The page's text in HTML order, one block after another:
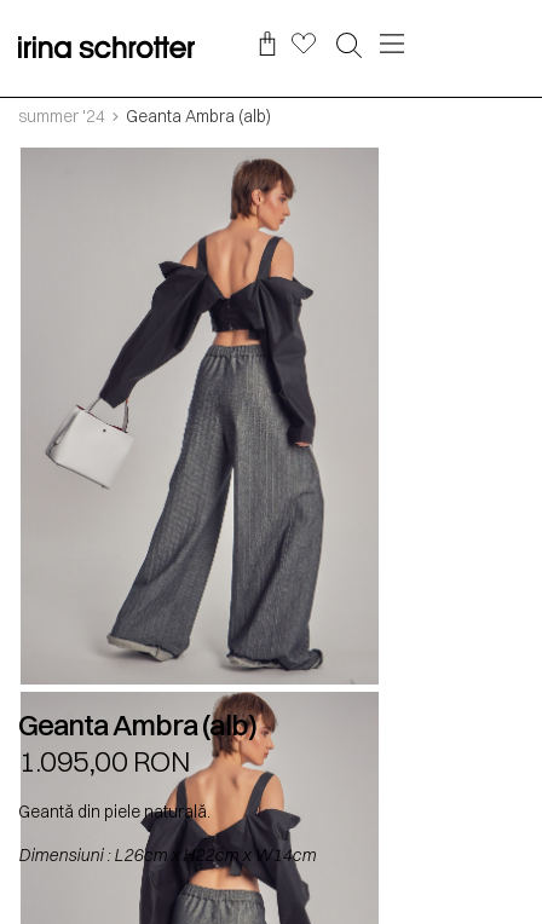
summer '24 Geanta Ambra (alb)
Geanta Ambra (alb)
1.095,00 RON
Geantă din piele naturală.
Dimensiuni : L26cm x H22cm x W14cm